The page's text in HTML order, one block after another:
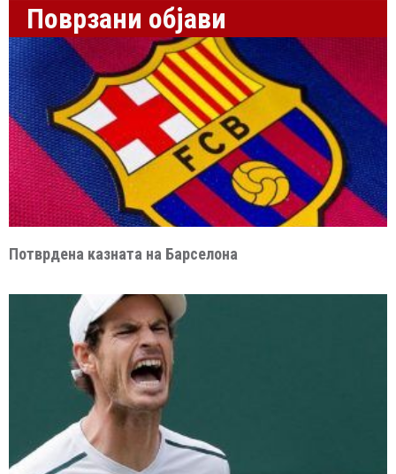
Поврзани објави
Потврдена казната на Барселона